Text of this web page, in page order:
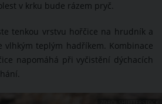
v krku bude rázem pryč.
tenkou vrstvu hořčice na hrudník a
teplým hadříkem. Kombinace
napomáhá při vyčistění dýchacích